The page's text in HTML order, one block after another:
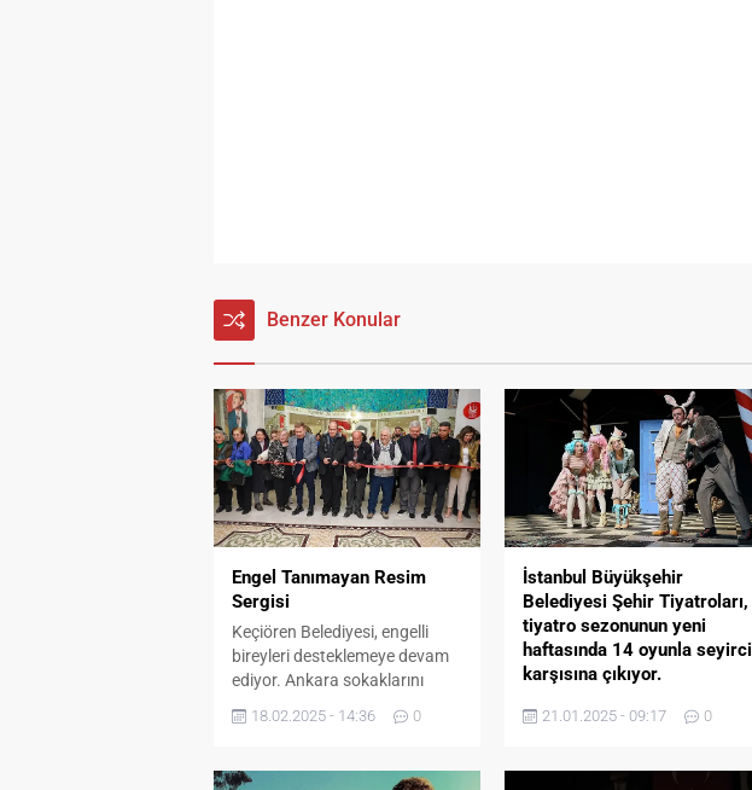
Benzer Konular
Engel Tanımayan Resim
Sergisi
Keçiören Belediyesi, engelli
bireyleri desteklemeye devam
ediyor. Ankara sokaklarını
renklendirmesiyle bilinen, engel
tanımayan sanatçı
birbirinden özel resimlerinden
18.02.2025 - 14:36 0
İstanbul Büyükşehir
Belediyesi Şehir Tiyatroları,
tiyatro sezonunun yeni
haftasında 14 oyunla seyirci
karşısına çıkıyor.
Şehir Tiyatroları’nın 110.
yılında sanatseverleri Mihail
Cengiz Özek’ten Bilgesu
21.01.2025 - 09:17 0